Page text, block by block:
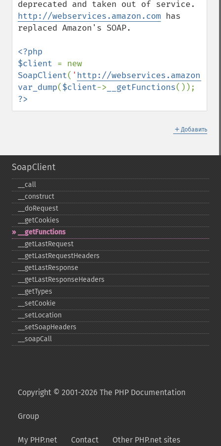
http://webservices.amazon.com has
replaced Amazon's SOAP.
<?php
$client
SoapClient( ' http://webservices.amazon.com/
var_dump($client-> __getFunctions
?>
＋ Добавить
SoapClient
_​_​call
_​_​construct
_​_​doRequest
_​_​getCookies
_​_​getFunctions
_​_​getLastRequest
_​_​getLastRequestHeaders
_​_​getLastResponse
_​_​getLastResponseHeaders
_​_​getTypes
_​_​setCookie
_​_​setLocation
_​_​setSoapHeaders
_​_​soapCall
Copyright © 2001-2026 The PHP Documentation
Group
My PHP.net Contact Other PHP.net sites